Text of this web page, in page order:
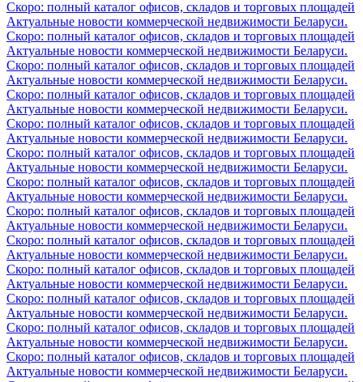
Скоро: полный каталог офисов, складов и торговых площадей
Актуальные новости коммерческой недвижимости Беларуси.
Скоро: полный каталог офисов, складов и торговых площадей
Актуальные новости коммерческой недвижимости Беларуси.
Скоро: полный каталог офисов, складов и торговых площадей
Актуальные новости коммерческой недвижимости Беларуси.
Скоро: полный каталог офисов, складов и торговых площадей
Актуальные новости коммерческой недвижимости Беларуси.
Скоро: полный каталог офисов, складов и торговых площадей
Актуальные новости коммерческой недвижимости Беларуси.
Скоро: полный каталог офисов, складов и торговых площадей
Актуальные новости коммерческой недвижимости Беларуси.
Скоро: полный каталог офисов, складов и торговых площадей
Актуальные новости коммерческой недвижимости Беларуси.
Скоро: полный каталог офисов, складов и торговых площадей
Актуальные новости коммерческой недвижимости Беларуси.
Скоро: полный каталог офисов, складов и торговых площадей
Актуальные новости коммерческой недвижимости Беларуси.
Скоро: полный каталог офисов, складов и торговых площадей
Актуальные новости коммерческой недвижимости Беларуси.
Скоро: полный каталог офисов, складов и торговых площадей
Актуальные новости коммерческой недвижимости Беларуси.
Скоро: полный каталог офисов, складов и торговых площадей
Актуальные новости коммерческой недвижимости Беларуси.
Скоро: полный каталог офисов, складов и торговых площадей
Актуальные новости коммерческой недвижимости Беларуси.